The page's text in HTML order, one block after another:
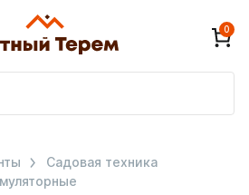
0
Садовая техника